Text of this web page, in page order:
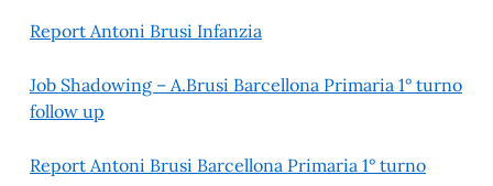
Report Antoni Brusi Infanzia
Job Shadowing – A.Brusi Barcellona Primaria 1° turno
follow up
Report Antoni Brusi Barcellona Primaria 1° turno